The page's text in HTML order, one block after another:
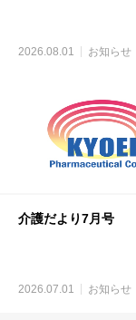
2026.08.01 お知らせ
介護だより7月号
2026.07.01 お知らせ